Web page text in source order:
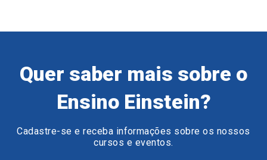
Quer saber mais sobre o
Ensino Einstein?
Cadastre-se e receba informações sobre os nossos
cursos e eventos.